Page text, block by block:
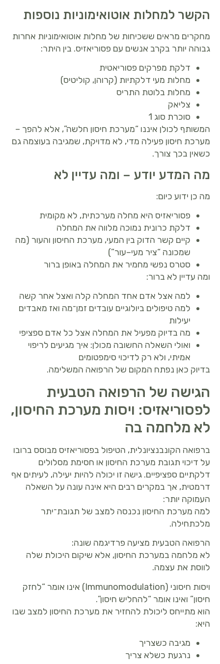
הקשר למחלות אוטואימוניות נוספות
מחקרים מראים ששכיחות של מחלות אוטואימוניות אחרות
גבוהה יותר בקרב אנשים עם פסוריאזיס. בין היתר:
דלקת מפרקים פסוריאטית
מחלות מעי דלקתיות (קרוהן, קוליטיס)
מחלות בלוטת התריס
צליאק
סוכרת סוג 1
המשותף לכולן איננו “מערכת חיסון חלשה”, אלא להפך –
מערכת חיסון פעילה מדי, לא מדויקת, שמגיבה בעוצמה גם
כשאין בכך צורך.
מה המדע יודע – ומה עדיין לא
מה כן ידוע כיום:
פסוריאזיס היא מחלה מערכתית, לא מקומית
דלקת כרונית נמוכה מלווה את המחלה
קיים קשר הדוק בין המעי, מערכת החיסון והעור (מה
שמכונה “ציר מעי–עור”)
סטרס נפשי מחמיר את המחלה באופן ברור
ומה עדיין לא ברור:
למה אצל אדם אחד המחלה קלה ואצל אחר קשה
למה טיפולים ביולוגיים עובדים זמן־מה ואז מאבדים
יעילות
מה בדיוק מפעיל את המחלה אצל כל אדם ספציפי
ואולי השאלה החשובה מכולן: איך מגיעים לריפוי
אמיתי, ולא רק לדיכוי סימפטומים
בדיוק כאן נפתח המקום של הרפואה המשלימה.
הגישה של הרפואה הטבעית
לפסוריאזיס: ויסות מערכת החיסון,
לא מלחמה בה
ברפואה הקונבנציונלית, הטיפול בפסוריאזיס מבוסס ברובו
על דיכוי תגובת מערכת החיסון או חסימת מסלולים
דלקתיים ספציפיים. גישה זו יכולה להיות יעילה, לעיתים אף
דרמטית, אך במקרים רבים היא אינה עונה על השאלה
העמוקה יותר:
למה מערכת החיסון נכנסה למצב של תגובת־יתר
מלכתחילה.
הרפואה הטבעית מציעה פרדיגמה שונה:
לא מלחמה במערכת החיסון, אלא שיקום היכולת שלה
לווסת את עצמה.
ויסות חיסוני (Immunomodulation) אינו אומר “לחזק
חיסון” ואינו אומר “להחליש חיסון”.
הוא מתייחס ליכולת להחזיר את מערכת החיסון למצב שבו
היא:
מגיבה כשצריך
נרגעת כשלא צריך